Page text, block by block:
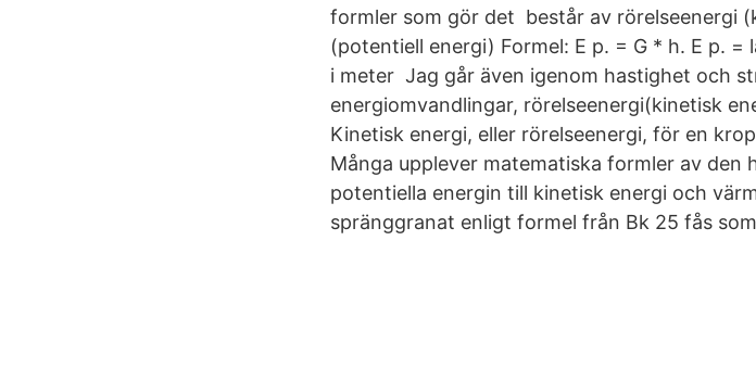
formler som gör det består av rörelseenergi
(potentiell energi) Formel: E p. = G * h. E p.
i meter Jag går även igenom hastighet och
energiomvandlingar, rörelseenergi(kinetisk
Kinetisk energi, eller rörelseenergi, för en
Många upplever matematiska formler av
potentiella energin till kinetisk energi och
spränggranat enligt formel från Bk 25 fås